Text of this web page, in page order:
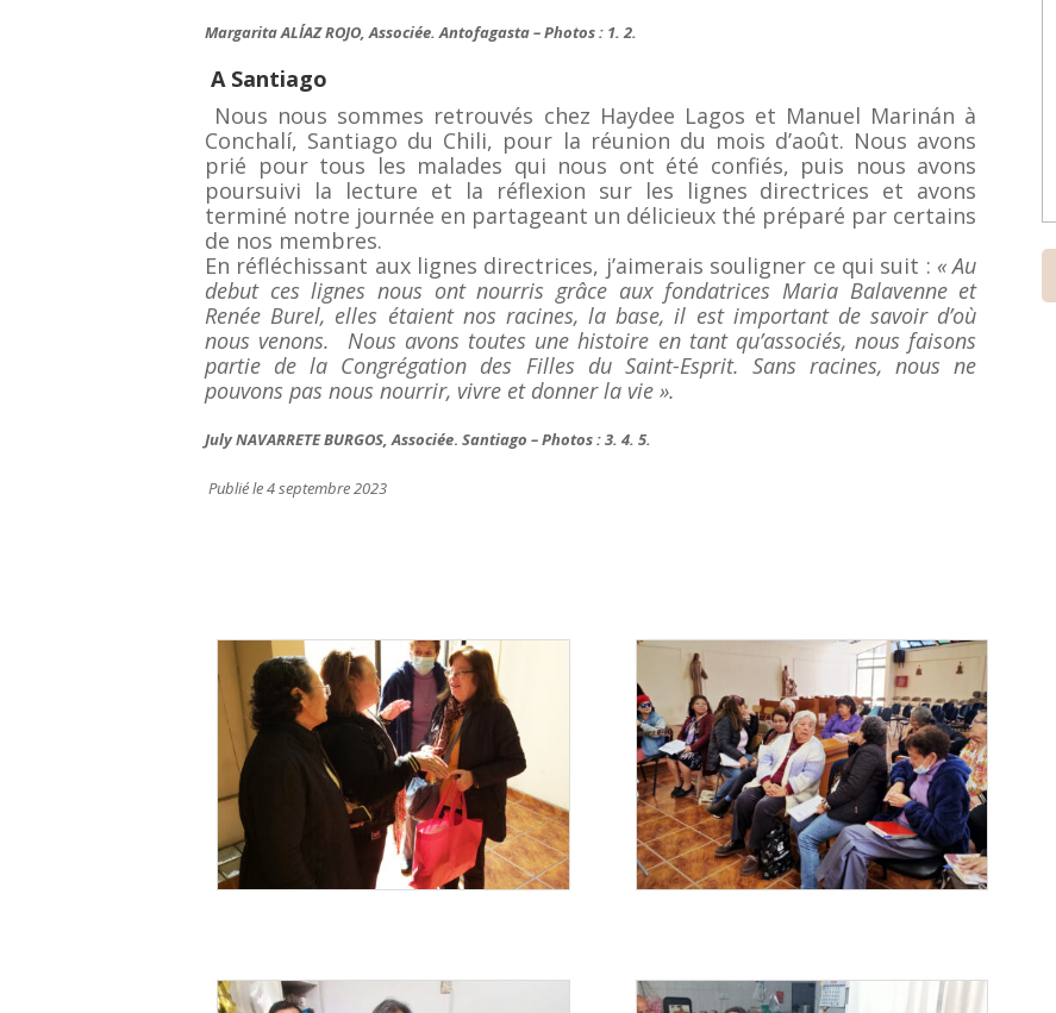
Margarita ALÍAZ ROJO, Associée. Antofagasta – Photos : 1. 2.
A Santiago
Nous nous sommes retrouvés chez Haydee Lagos et Manuel Marinán à
Conchalí, Santiago du Chili, pour la réunion du mois d’août. Nous avons
prié pour tous les malades qui nous ont été confiés, puis nous avons
poursuivi la lecture et la réflexion sur les lignes directrices et avons
terminé notre journée en partageant un délicieux thé préparé par certains
de nos membres.
En réfléchissant aux lignes directrices, j’aimerais souligner ce qui suit : « Au
debut ces lignes nous ont nourris grâce aux fondatrices Maria Balavenne et
Renée Burel, elles étaient nos racines, la base, il est important de savoir d’où
nous venons. Nous avons toutes une histoire en tant qu’associés, nous faisons
partie de la Congrégation des Filles du Saint-Esprit. Sans racines, nous ne
pouvons pas nous nourrir, vivre et donner la vie ».
July NAVARRETE BURGOS, Associée. Santiago – Photos : 3. 4. 5.
Publié le 4 septembre 2023